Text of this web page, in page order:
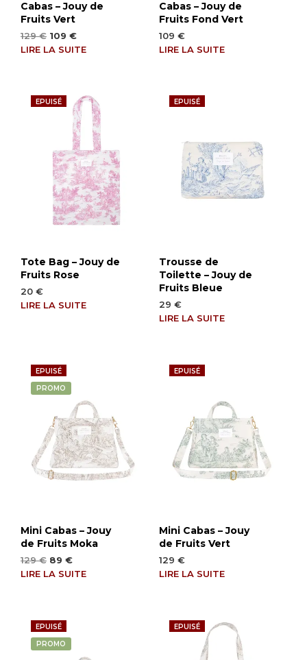
Cabas – Jouy de
Fruits Vert
129€ Le
prix
109 €Le
prix
LIRE LA SUITE
Cabas – Jouy de
Fruits Fond Vert
109 €
LIRE LA SUITE
EPUISÉ
Tote Bag – Jouy de
Fruits Rose
20 €
LIRE LA SUITE
EPUISÉ
Trousse de
Toilette – Jouy de
Fruits Bleue
29 €
LIRE LA SUITE
EPUISÉ
PROMO
Mini Cabas – Jouy
de Fruits Moka
129€ Le
prix
89 €Le
prix
LIRE LA SUITE
EPUISÉ
Mini Cabas – Jouy
de Fruits Vert
129 €
LIRE LA SUITE
EPUISÉ
PROMO
EPUISÉ